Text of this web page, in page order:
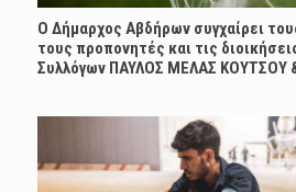
Ο Δήμαρχος Αβδήρων συγχαίρει
τους προπονητές και τις
Συλλόγων ΠΑΥΛΟΣ ΜΕΛΑΣ ΚΟΥΤΣΟΥ